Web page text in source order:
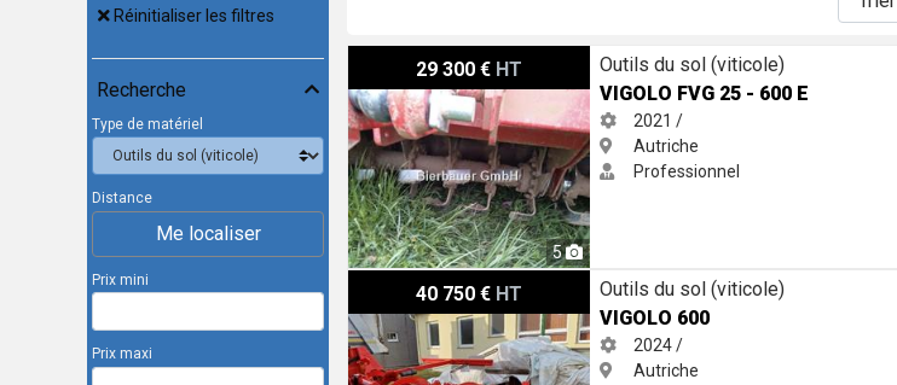
Réinitialiser les filtres
Recherche
Type de matériel
Distance
Me localiser
Prix mini
Prix maxi
29 300 € HT
5
Vigolo FVG 25 - 600 E
Outils du sol (viticole)
VIGOLO FVG 25 - 600 E
2021 /
Autriche
Professionnel
40 750 € HT
Vigolo 600
Outils du sol (viticole)
VIGOLO 600
2024 /
Autriche